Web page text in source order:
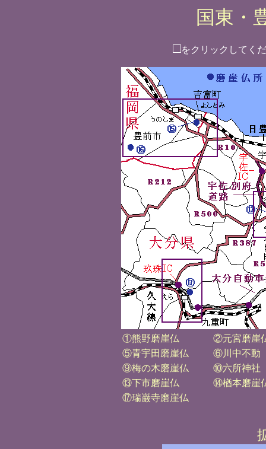
国東・
□をクリックしてく
①熊野磨崖仏
②元宮磨崖
⑤青宇田磨崖仏
⑥川中不動
⑨梅の木磨崖仏
⑩六所神社
⑬下市磨崖仏
⑭楢本磨崖
⑰瑞巌寺磨崖仏